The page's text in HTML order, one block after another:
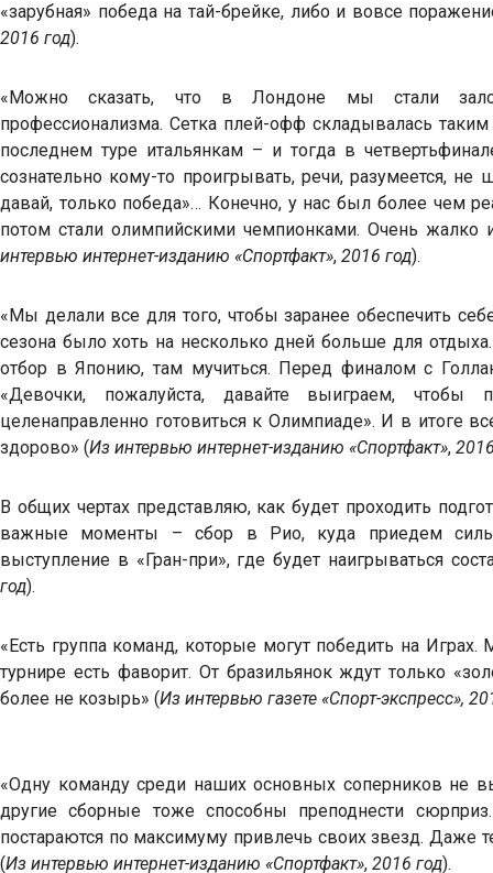
«зарубная» победа на тай-брейке, либо и вовсе
2016 год).
«Можно сказать, что в Лондоне мы стали
профессионализма. Сетка плей-офф складывалась
последнем туре итальянкам – и тогда в
сознательно кому-то проигрывать, речи, разумеется,
давай, только победа»… Конечно, у нас был более чем
потом стали олимпийскими чемпионками. Очень
интервью интернет-изданию «Спортфакт», 2016 год).
«Мы делали все для того, чтобы заранее обеспечить
сезона было хоть на несколько дней больше для
отбор в Японию, там мучиться. Перед финалом с
«Девочки, пожалуйста, давайте выиграем,
целенаправленно готовиться к Олимпиаде». И в итоге
здорово» (Из интервью интернет-изданию «Спортфакт»,
В общих чертах представляю, как будет проходить
важные моменты – сбор в Рио, куда приедем
выступление в «Гран-при», где будет наигрываться
год).
«Есть группа команд, которые могут победить на
турнире есть фаворит. От бразильянок ждут только
более не козырь» (Из интервью газете «Спорт-экспресс»,
«Одну команду среди наших основных соперников не
другие сборные тоже способны преподнести
постараются по максимуму привлечь своих звезд. Даже
(Из интервью интернет-изданию «Спортфакт», 2016 год).